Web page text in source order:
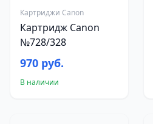
Картриджи Canon
Картридж Canon
№728/328
970 руб.
В наличии